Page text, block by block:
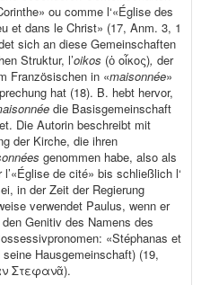
ou comme l‘«Église des
et dans le Christ» (17, Anm. 3, 1
sich an diese Gemeinschaften
Struktur, l’oikos (ὁ οἶκος), der
Französischen in «maisonnée»
hat (18). B. hebt hervor,
die Basisgemeinschaft
Die Autorin beschreibt mit
der Kirche, die ihren
genommen habe, also als
de cité» bis schließlich l‘
in der Zeit der Regierung
verwendet Paulus, wenn er
Genitiv des Namens des
«Stéphanas et
Hausgemeinschaft) (19,
Στεφανᾶ).